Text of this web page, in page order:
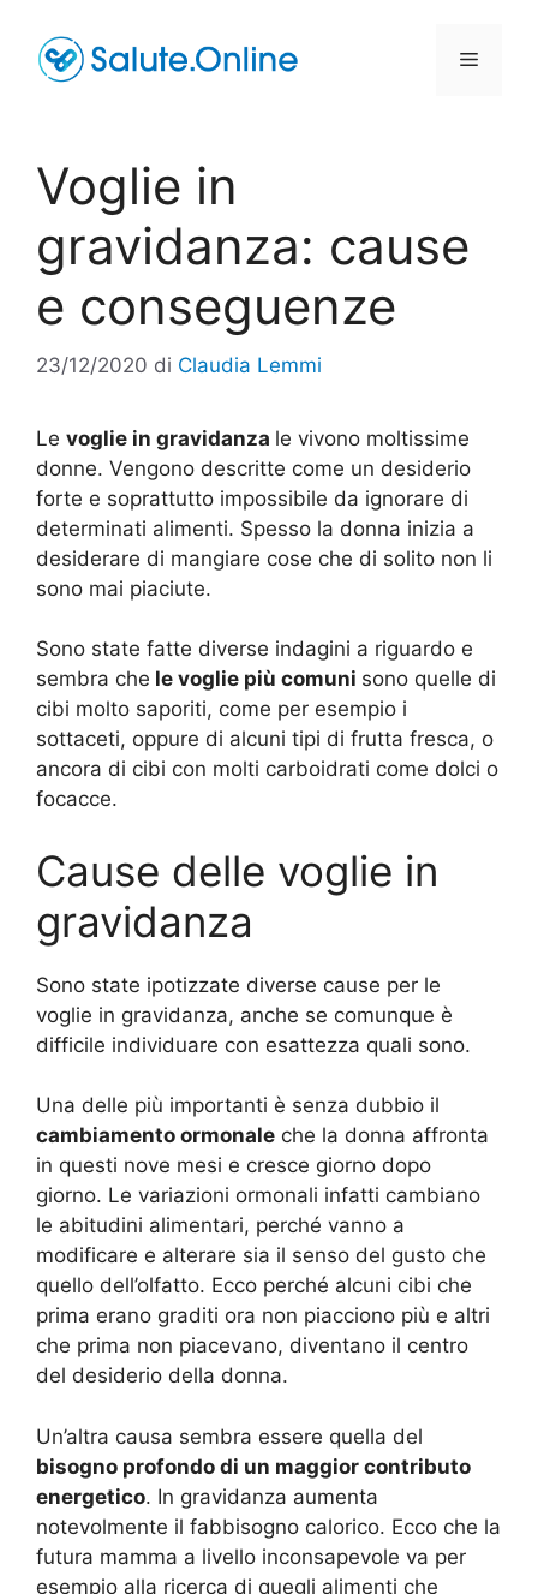
contenuto
Menu
Voglie in
gravidanza: cause
e conseguenze
23/12/2020 di Claudia Lemmi
Le voglie in gravidanza le vivono moltissime
donne. Vengono descritte come un desiderio
forte e soprattutto impossibile da ignorare di
determinati alimenti. Spesso la donna inizia a
desiderare di mangiare cose che di solito non li
sono mai piaciute.
Sono state fatte diverse indagini a riguardo e
sembra che le voglie più comuni sono quelle di
cibi molto saporiti, come per esempio i
sottaceti, oppure di alcuni tipi di frutta fresca, o
ancora di cibi con molti carboidrati come dolci o
focacce.
Cause delle voglie in
gravidanza
Sono state ipotizzate diverse cause per le
voglie in gravidanza, anche se comunque è
difficile individuare con esattezza quali sono.
Una delle più importanti è senza dubbio il
cambiamento ormonale che la donna affronta
in questi nove mesi e cresce giorno dopo
giorno. Le variazioni ormonali infatti cambiano
le abitudini alimentari, perché vanno a
modificare e alterare sia il senso del gusto che
quello dell’olfatto. Ecco perché alcuni cibi che
prima erano graditi ora non piacciono più e altri
che prima non piacevano, diventano il centro
del desiderio della donna.
Un’altra causa sembra essere quella del
bisogno profondo di un maggior contributo
energetico. In gravidanza aumenta
notevolmente il fabbisogno calorico. Ecco che la
futura mamma a livello inconsapevole va per
esempio alla ricerca di quegli alimenti che